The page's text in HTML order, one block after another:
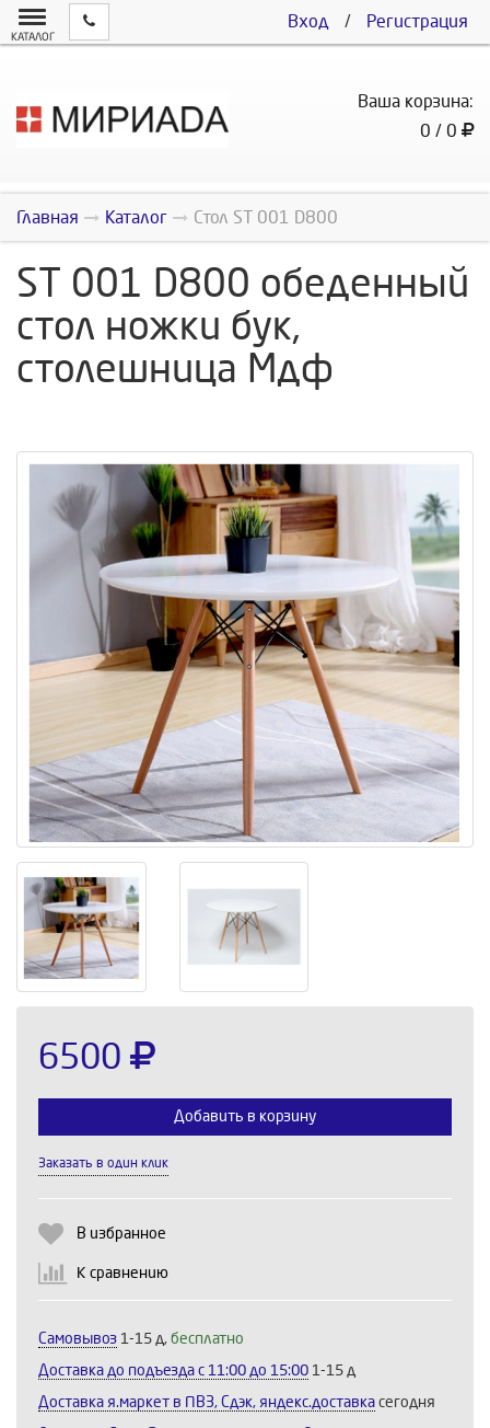
Вход / Регистрация
КАТАЛОГ
Ваша корзина:
0 / 0
Главная Каталог Стол ST 001 D800
ST 001 D800 обеденный
стол ножки бук,
столешница Мдф
6500
Добавить в корзину
Заказать в один клик
В избранное
К сравнению
Самовывоз 1-15 д, бесплатно
Доставка до подъезда c 11:00 до 15:00 1-15 д
Доставка я.маркет в ПВЗ, Сдэк, яндекс.доставка сегодня